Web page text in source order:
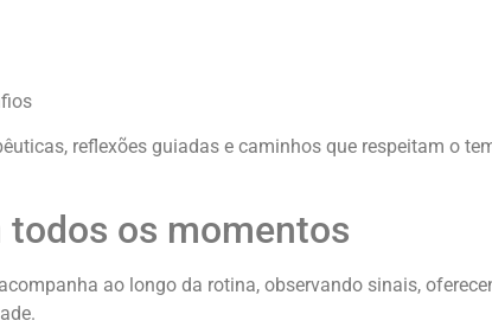
reflexões guiadas e caminhos que respeitam o
os momentos
ao longo da rotina, observando sinais,